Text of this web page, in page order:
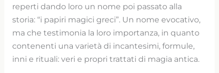
reperti dando loro un nome poi passato alla
storia: “i papiri magici greci”. Un nome evocativo,
ma che testimonia la loro importanza, in quanto
contenenti una varietà di incantesimi, formule,
inni e rituali: veri e propri trattati di magia antica.